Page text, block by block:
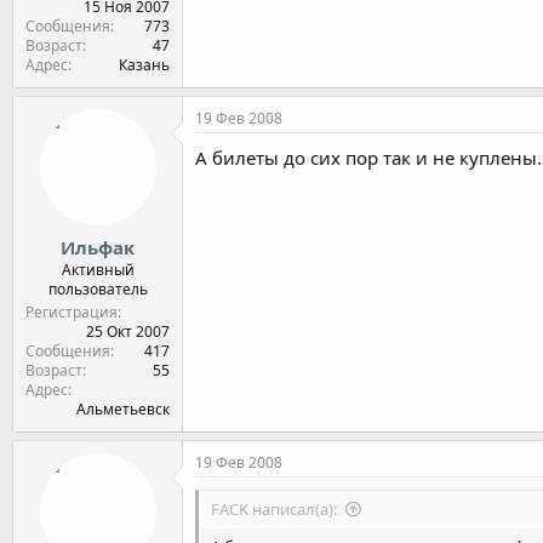
15 Ноя 2007
Сообщения
773
Возраст
47
Адрес
Казань
Ильфак
Активный
пользователь
Регистрация
25 Окт 2007
Сообщения
417
Возраст
55
Адрес
Альметьевск
19 Фев 2008
А билеты до сих пор так и не
19 Фев 2008
FACK написал(а):